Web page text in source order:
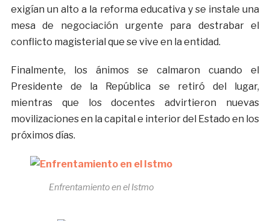
exigían un alto a la reforma educativa y se instale una
mesa de negociación urgente para destrabar el
conflicto magisterial que se vive en la entidad.
Finalmente, los ánimos se calmaron cuando el
Presidente de la República se retiró del lugar,
mientras que los docentes advirtieron nuevas
movilizaciones en la capital e interior del Estado en los
próximos días.
Enfrentamiento en el Istmo